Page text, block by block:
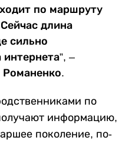
по маршруту
длина
сильно
–
Романенко.
по
информацию,
поколение, по-